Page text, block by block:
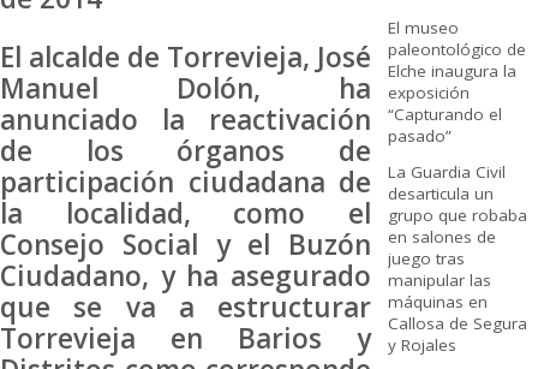
El alcalde de Torrevieja, José
Manuel Dolón, ha
anunciado la reactivación
de los órganos de
participación ciudadana de
la localidad, como el
Consejo Social y el Buzón
Ciudadano, y ha asegurado
que se va a estructurar
Torrevieja en Barios y
El museo
paleontológico de
Elche inaugura la
exposición
“Capturando el
pasado”
La Guardia Civil
desarticula un
grupo que robaba
en salones de
juego tras
manipular las
máquinas en
Callosa de Segura
y Rojales